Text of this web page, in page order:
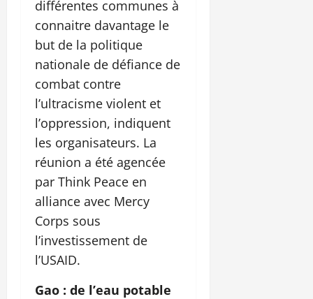
différentes communes à
connaitre davantage le
but de la politique
nationale de défiance de
combat contre
l’ultracisme violent et
l’oppression, indiquent
les organisateurs. La
réunion a été agencée
par Think Peace en
alliance avec Mercy
Corps sous
l’investissement de
l’USAID.
Gao : de l’eau potable